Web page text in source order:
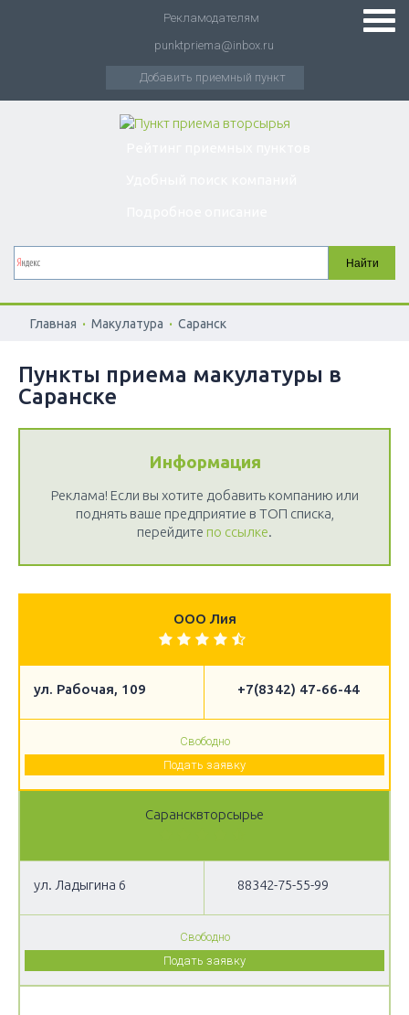
Рекламодателям
punktpriema@inbox.ru
Добавить приемный пункт
Главная . Макулатура . Саранск
Пункты приема макулатуры в
Саранске
Информация
Реклама! Если вы хотите добавить компанию или
поднять ваше предприятие в ТОП списка,
перейдите по ссылке.
ООО Лия
ул. Рабочая, 109 +7(8342) 47-66-44
Свободно
Подать заявку
Сарансквторсырье
ул. Ладыгина 6 88342-75-55-99
Свободно
Подать заявку